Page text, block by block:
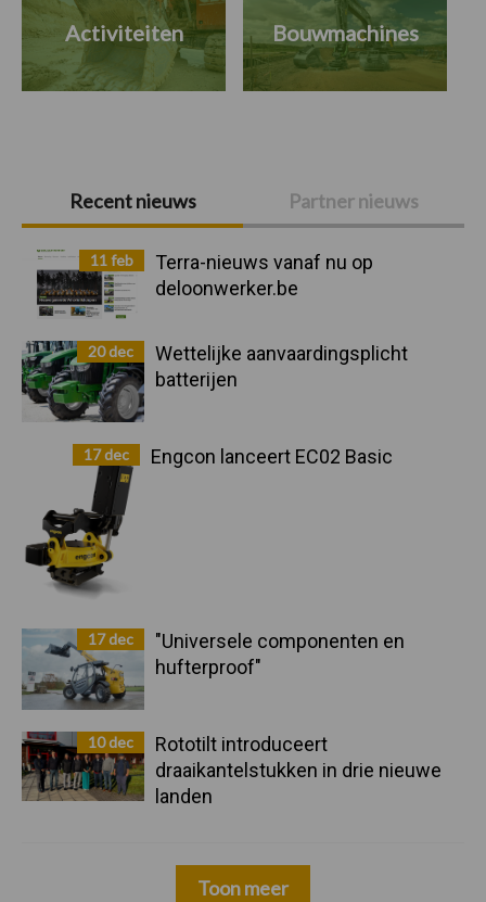
Primaire
Sidebar
Recent nieuws Partner nieuws
11 feb
Terra-nieuws vanaf nu op
deloonwerker.be
20 dec
Wettelijke aanvaardingsplicht
batterijen
17 dec Engcon lanceert EC02 Basic
17 dec
"Universele componenten en
hufterproof"
10 dec
Rototilt introduceert
draaikantelstukken in drie nieuwe
landen
Toon meer
Activiteiten Bouwmachines